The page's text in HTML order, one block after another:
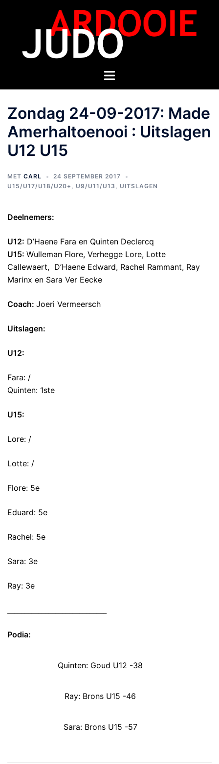
Zondag 24-09-2017: Made
Amerhaltoenooi : Uitslagen
U12 U15
MET CARL
24 SEPTEMBER 2017
U15/U17/U18/U20+ , U9/U11/U13 , UITSLAGEN
Deelnemers:
U12: D’Haene Fara en Quinten Declercq
U15: Wulleman Flore, Verhegge Lore, Lotte
Callewaert, D’Haene Edward, Rachel Rammant, Ray
Marinx en Sara Ver Eecke
Coach: Joeri Vermeersch
Uitslagen:
U12:
Fara: /
Quinten: 1ste
U15:
Lore: /
Lotte: /
Flore: 5e
Eduard: 5e
Rachel: 5e
Sara: 3e
Ray: 3e
Podia:
Quinten: Goud U12 -38
Ray: Brons U15 -46
Sara: Brons U15 -57